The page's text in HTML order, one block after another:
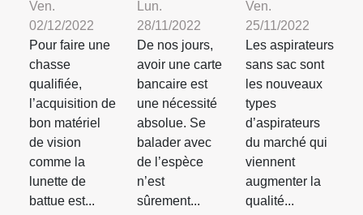
Ven.
02/12/2022
Pour faire une
chasse
qualifiée,
l’acquisition de
bon matériel
de vision
comme la
lunette de
battue est...
Lun.
28/11/2022
De nos jours,
avoir une carte
bancaire est
une nécessité
absolue. Se
balader avec
de l’espèce
n’est
sûrement...
Ven.
25/11/2022
Les aspirateurs
sans sac sont
les nouveaux
types
d’aspirateurs
du marché qui
viennent
augmenter la
qualité...